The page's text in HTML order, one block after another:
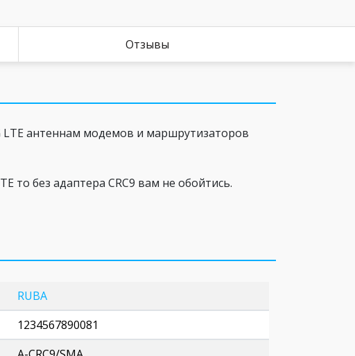
Отзывы
антеннам модемов и маршрутизаторов
то без адаптера CRC9 вам не обойтись.
RUBA
1234567890081